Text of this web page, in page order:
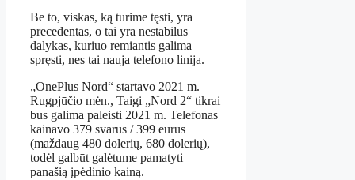
Be to, viskas, ką turime tęsti, yra
precedentas, o tai yra nestabilus
dalykas, kuriuo remiantis galima
spręsti, nes tai nauja telefono linija.
„OnePlus Nord“ startavo 2021 m.
Rugpjūčio mėn., Taigi „Nord 2“ tikrai
bus galima paleisti 2021 m. Telefonas
kainavo 379 svarus / 399 eurus
(maždaug 480 dolerių, 680 dolerių),
todėl galbūt galėtume pamatyti
panašią įpėdinio kainą.